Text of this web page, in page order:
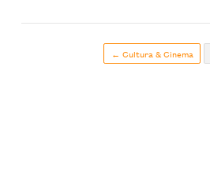
← Cultura & Cinema